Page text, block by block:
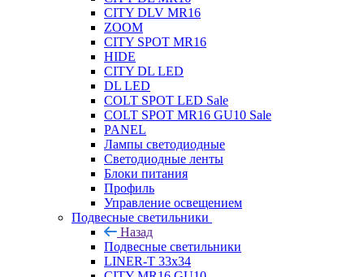
CITY DLV MR16
ZOOM
CITY SPOT MR16
HIDE
CITY DL LED
DL LED
COLT SPOT LED Sale
COLT SPOT MR16 GU10 Sale
PANEL
Лампы светодиодные
Светодиодные ленты
Блоки питания
Профиль
Управление освещением
Подвесные светильники
Назад
Подвесные светильники
LINER-T 33x34